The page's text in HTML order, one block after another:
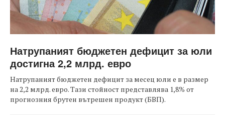
Натрупаният бюджетен дефицит за юли
достигна 2,2 млрд. евро
Натрупаният бюджетен дефицит за месец юли е в размер
на 2,2 млрд. евро. Тази стойност представлява 1,8% от
прогнозния брутен вътрешен продукт (БВП).